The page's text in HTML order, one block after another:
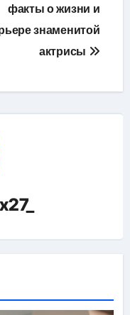
факты о жизни и
знаменитой
актрисы